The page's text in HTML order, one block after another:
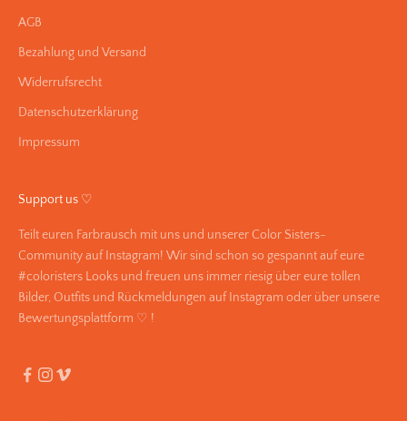
AGB
Bezahlung und Versand
Widerrufsrecht
Datenschutzerklärung
Impressum
Support us ♡
Teilt euren Farbrausch mit uns und unserer Color Sisters-
Community auf Instagram! Wir sind schon so gespannt auf eure
#coloristers Looks und freuen uns immer riesig über eure tollen
Bilder, Outfits und Rückmeldungen auf Instagram oder über unsere
Bewertungsplattform ♡ !